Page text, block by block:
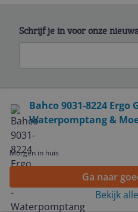
Bahco 9031-8224 Ergo
Waterpomptang &
Morgen in huis
Ga naar
Bekijk
Schrijf je in voor onze
Service
Algemeen